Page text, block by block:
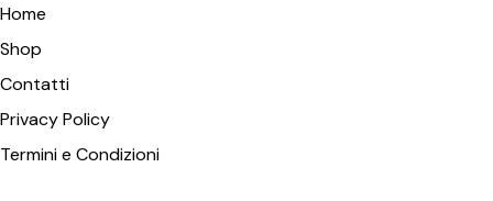
Home
Shop
Contatti
Privacy Policy
Termini e Condizioni